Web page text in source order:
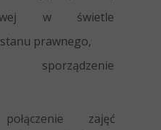
zajęć
w świetle
prawnego,
sporządzenie